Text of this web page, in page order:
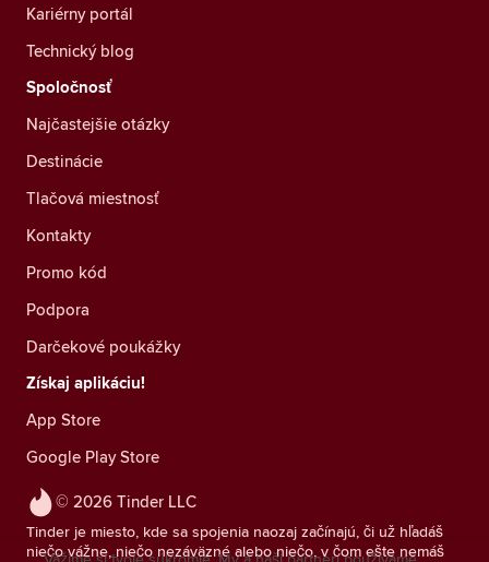
© 2026 Tinder LLC
Tinder je miesto, kde sa spojenia naozaj začínajú, či už hľadáš
niečo vážne, niečo nezáväzné alebo niečo, v čom ešte nemáš
Kariérny portál
Technický blog
Spoločnosť
Najčastejšie otázky
Destinácie
Tlačová miestnosť
Kontakty
Promo kód
Podpora
Darčekové poukážky
Získaj aplikáciu!
App Store
Google Play Store